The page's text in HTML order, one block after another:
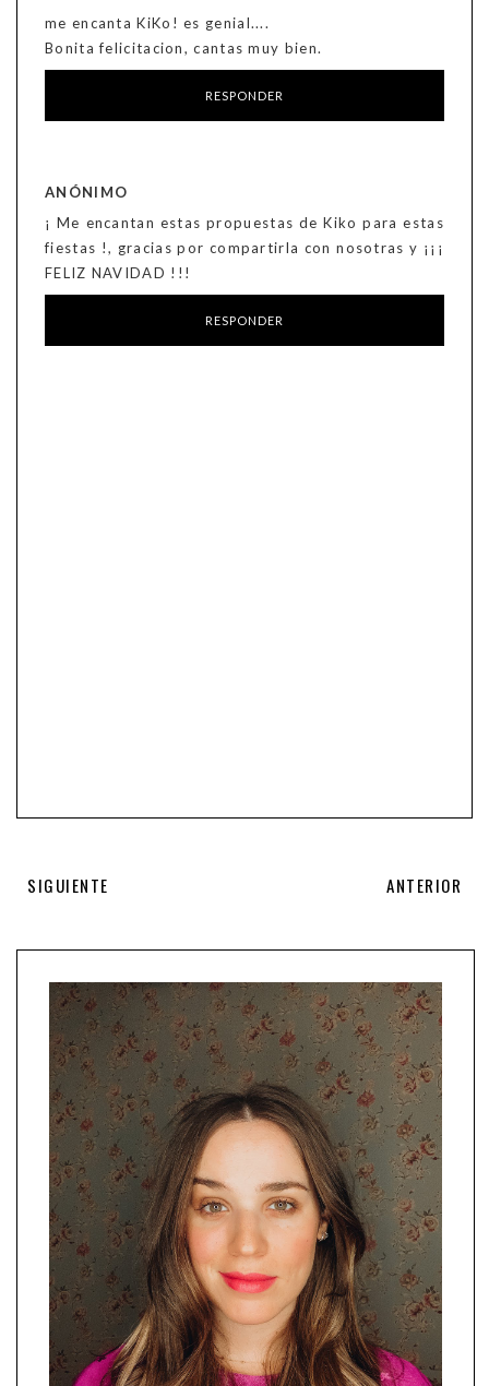
me encanta KiKo! es genial....
Bonita felicitacion, cantas muy bien.
RESPONDER
ANÓNIMO
¡ Me encantan estas propuestas de Kiko para estas
fiestas !, gracias por compartirla con nosotras y ¡¡¡
FELIZ NAVIDAD !!!
RESPONDER
SIGUIENTE ANTERIOR